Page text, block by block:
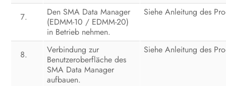
Den SMA Data Manager
(EDMM-10 / EDMM-20)
in Betrieb nehmen.
Siehe Anleitung des
Verbindung zur
Benutzeroberfläche des
SMA Data Manager
aufbauen.
Siehe Anleitung des